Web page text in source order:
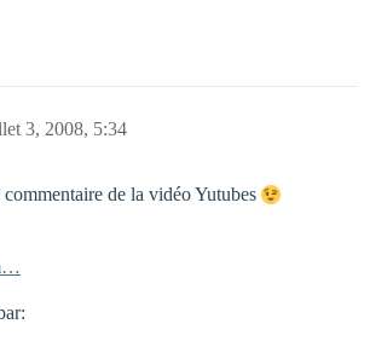
3, 2008, 5:34
de la vidéo Yutubes